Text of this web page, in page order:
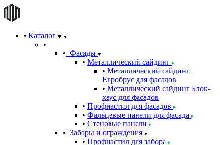
Каталог
Фасады
Металлический сайдинг
Металлический сайдинг
Евробрус для фасадов
Металлический сайдинг Блок-
хаус для фасадов
Профнастил для фасадов
Фальцевые панели для фасада
Стеновые панели
Заборы и ограждения
Профнастил для забора